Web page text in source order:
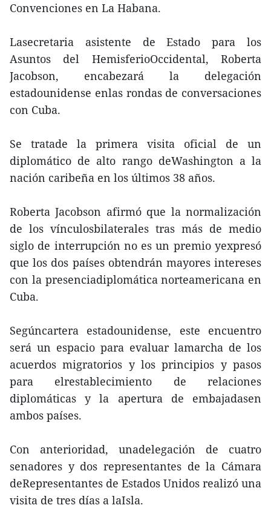
Convenciones en La Habana.
Lasecretaria asistente de Estado para los
Asuntos del HemisferioOccidental, Roberta
Jacobson, encabezará la delegación
estadounidense enlas rondas de conversaciones
con Cuba.
Se tratade la primera visita oficial de un
diplomático de alto rango deWashington a la
nación caribeña en los últimos 38 años.
Roberta Jacobson afirmó que la normalización
de los vínculosbilaterales tras más de medio
siglo de interrupción no es un premio yexpresó
que los dos países obtendrán mayores intereses
con la presenciadiplomática norteamericana en
Cuba.
Segúncartera estadounidense, este encuentro
será un espacio para evaluar lamarcha de los
acuerdos migratorios y los principios y pasos
para elrestablecimiento de relaciones
diplomáticas y la apertura de embajadasen
ambos países.
Con anterioridad, unadelegación de cuatro
senadores y dos representantes de la Cámara
deRepresentantes de Estados Unidos realizó una
visita de tres días a laIsla.